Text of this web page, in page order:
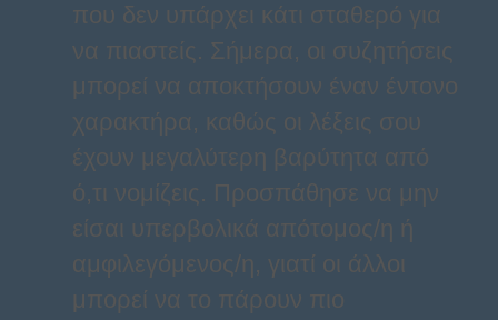
που δεν υπάρχει κάτι σταθερό για
να πιαστείς. Σήμερα, οι συζητήσεις
μπορεί να αποκτήσουν έναν έντονο
χαρακτήρα, καθώς οι λέξεις σου
έχουν μεγαλύτερη βαρύτητα από
ό,τι νομίζεις. Προσπάθησε να μην
είσαι υπερβολικά απότομος/η ή
αμφιλεγόμενος/η, γιατί οι άλλοι
μπορεί να το πάρουν πιο